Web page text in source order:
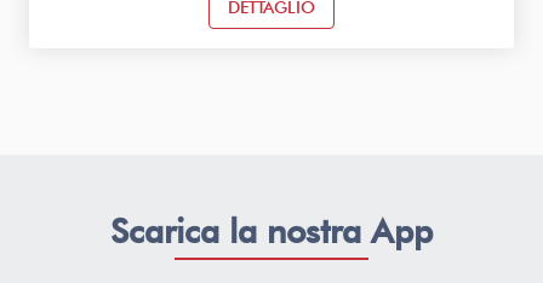
DETTAGLIO
Scarica la nostra App